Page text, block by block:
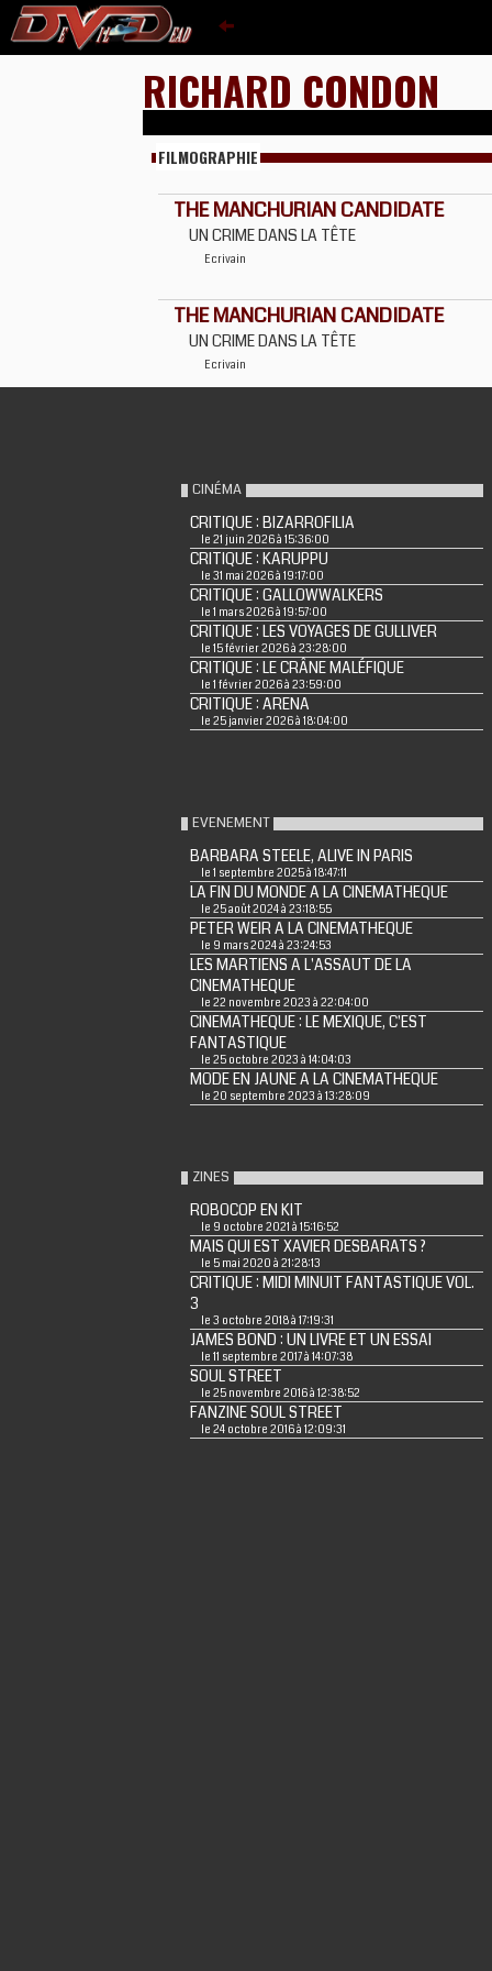
RICHARD CONDON
FILMOGRAPHIE
THE MANCHURIAN CANDIDATE
UN CRIME DANS LA TÊTE
Ecrivain
THE MANCHURIAN CANDIDATE
UN CRIME DANS LA TÊTE
Ecrivain
CINÉMA
CRITIQUE : BIZARROFILIA
le 21 juin 2026 à 15:36:00
CRITIQUE : KARUPPU
le 31 mai 2026 à 19:17:00
CRITIQUE : GALLOWWALKERS
le 1 mars 2026 à 19:57:00
CRITIQUE : LES VOYAGES DE GULLIVER
le 15 février 2026 à 23:28:00
CRITIQUE : LE CRÂNE MALÉFIQUE
le 1 février 2026 à 23:59:00
CRITIQUE : ARENA
le 25 janvier 2026 à 18:04:00
EVENEMENT
BARBARA STEELE, ALIVE IN PARIS
le 1 septembre 2025 à 18:47:11
LA FIN DU MONDE A LA CINEMATHEQUE
le 25 août 2024 à 23:18:55
PETER WEIR A LA CINEMATHEQUE
le 9 mars 2024 à 23:24:53
LES MARTIENS A L'ASSAUT DE LA
CINEMATHEQUE
le 22 novembre 2023 à 22:04:00
CINEMATHEQUE : LE MEXIQUE, C'EST
FANTASTIQUE
le 25 octobre 2023 à 14:04:03
MODE EN JAUNE A LA CINEMATHEQUE
le 20 septembre 2023 à 13:28:09
ZINES
ROBOCOP EN KIT
le 9 octobre 2021 à 15:16:52
MAIS QUI EST XAVIER DESBARATS ?
le 5 mai 2020 à 21:28:13
CRITIQUE : MIDI MINUIT FANTASTIQUE VOL.
3
le 3 octobre 2018 à 17:19:31
JAMES BOND : UN LIVRE ET UN ESSAI
le 11 septembre 2017 à 14:07:38
SOUL STREET
le 25 novembre 2016 à 12:38:52
FANZINE SOUL STREET
le 24 octobre 2016 à 12:09:31